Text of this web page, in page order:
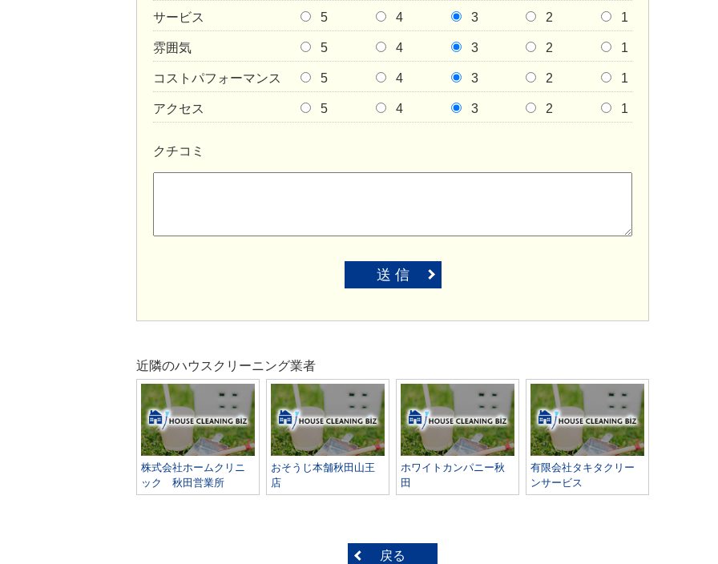
サービス 5 4 3 2 1
雰囲気 5 4 3 2 1
コストパフォーマンス 5 4 3 2 1
アクセス 5 4 3 2 1
クチコミ
送 信
近隣のハウスクリーニング業者
株式会社ホームクリニ
ック 秋田営業所
おそうじ本舗秋田山王
店
ホワイトカンパニー秋
田
有限会社タキタクリー
ンサービス
戻る